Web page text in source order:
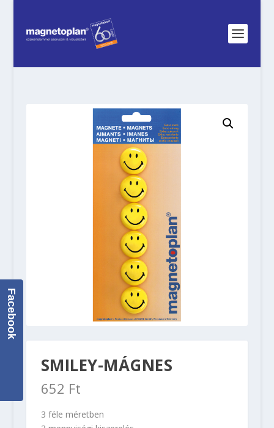
SMILEY-MÁGNES
652 Ft
3 féle méretben
Facebook